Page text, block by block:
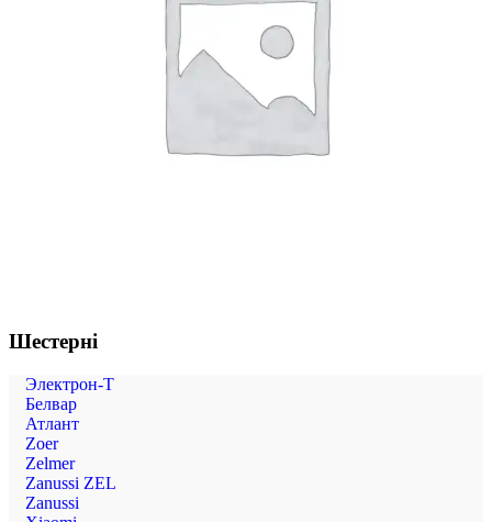
Шестерні
Электрон-Т
Белвар
Атлант
Zoer
Zelmer
Zanussi ZEL
Zanussi